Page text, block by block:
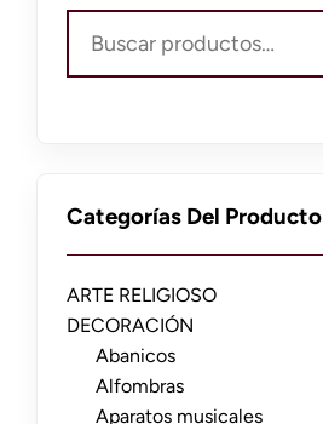
por:
Categorías Del Producto
ARTE RELIGIOSO
DECORACIÓN
Abanicos
Alfombras
Aparatos musicales